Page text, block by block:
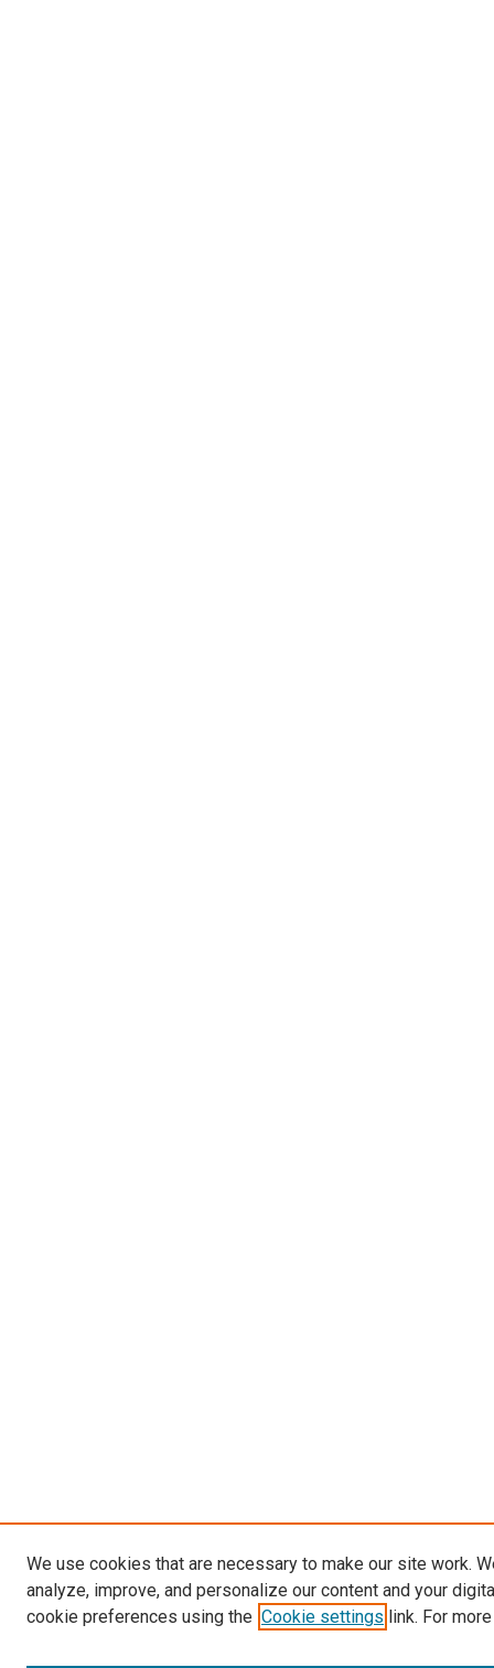
We use cookies that are necessary to make our site work.
analyze, improve, and personalize our content and your
cookie preferences using the Cookie settings link. For